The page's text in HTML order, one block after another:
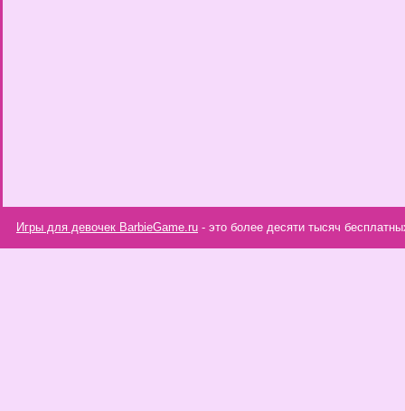
Игры для девочек BarbieGame.ru - это более десяти тысяч